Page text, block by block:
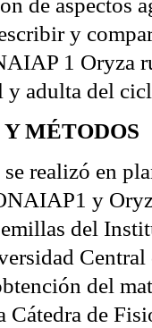
y
1 Oryza
adulta del
MÉTODOS
realizó en
y
del
del
Cátedra de